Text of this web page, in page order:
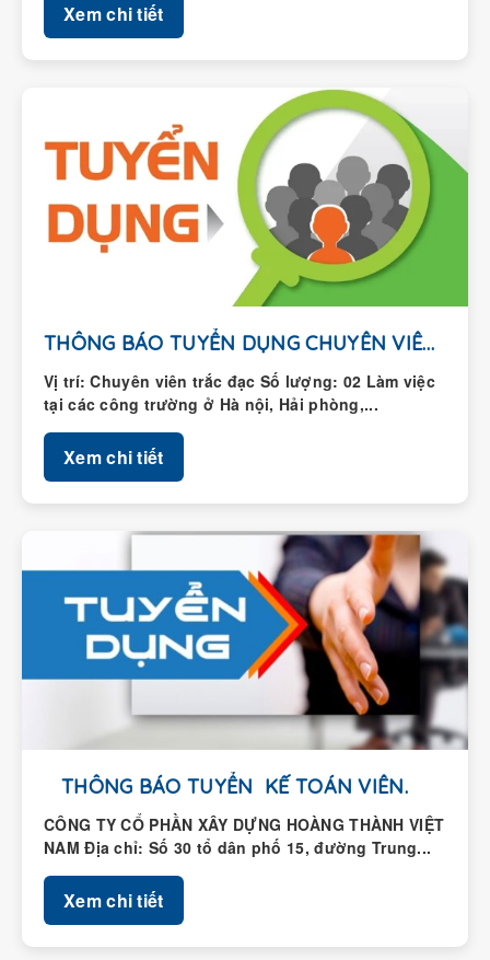
Xem chi tiết
THÔNG BÁO TUYỂN DỤNG CHUYÊN VIÊN TRẮC ĐẠC
Vị trí: Chuyên viên trắc đạc Số lượng: 02 Làm việc
tại các công trường ở Hà nội, Hải phòng,...
Xem chi tiết
THÔNG BÁO TUYỂN KẾ TOÁN VIÊN.
CÔNG TY CỔ PHẦN XÂY DỰNG HOÀNG THÀNH VIỆT
NAM Địa chỉ: Số 30 tổ dân phố 15, đường Trung...
Xem chi tiết